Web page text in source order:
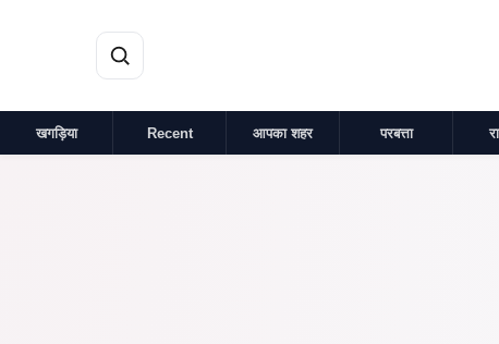
खगड़िया Recent आपका शहर परबत्ता